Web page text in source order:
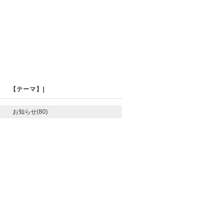
【テーマ】|
お知らせ(80)